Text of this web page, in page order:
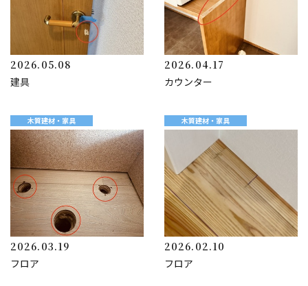
2026.05.08
建具
2026.04.17
カウンター
木質建材・家具
2026.03.19
フロア
木質建材・家具
2026.02.10
フロア